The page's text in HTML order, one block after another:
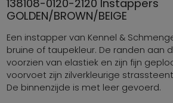
138108-0120-2120 Instappers
GOLDEN/BROWN/BEIGE
Een instapper van Kennel &
bruine of taupekleur. De randen aan
voorzien van elastiek en zijn fijn
voorvoet zijn zilverkleurige
De binnenzijde is met leer gevoerd.